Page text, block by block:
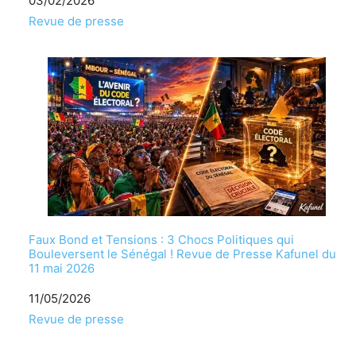
Par rapport à
Revue de presse
Faux Bond et Tensions : 3 Chocs Politiques qui
Bouleversent le Sénégal ! Revue de Presse Kafunel du
11 mai 2026
Date
11/05/2026
Par rapport à
Revue de presse